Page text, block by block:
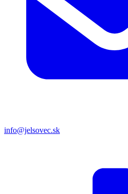
info@jelsovec.sk